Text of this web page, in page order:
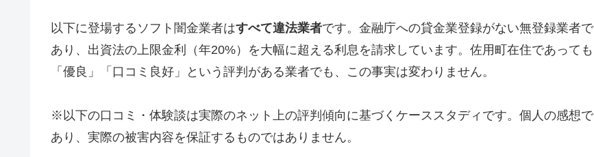
以下に登場するソフト闇金業者はすべて違法業者です。金融庁への貸金業登録がない無登録業者で
あり、出資法の上限金利（年20%）を大幅に超える利息を請求しています。佐用町在住であっても
「優良」「口コミ良好」という評判がある業者でも、この事実は変わりません。
※以下の口コミ・体験談は実際のネット上の評判傾向に基づくケーススタディです。個人の感想で
あり、実際の被害内容を保証するものではありません。